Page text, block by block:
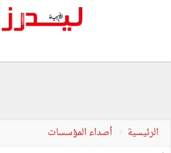
الرئيسية أصداء المؤسسات